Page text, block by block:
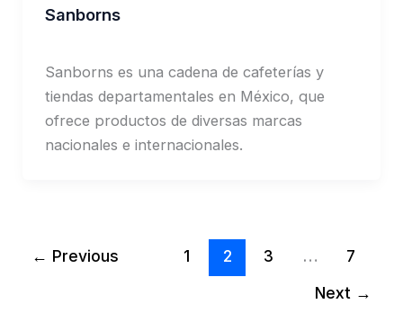
Sanborns
Sanborns es una cadena de cafeterías y
tiendas departamentales en México, que
ofrece productos de diversas marcas
nacionales e internacionales.
← Previous 1 2 3 …
7
Next →